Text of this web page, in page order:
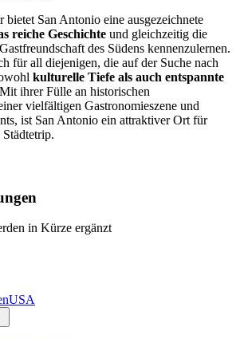
bietet San Antonio eine ausgezeichnete
reiche Geschichte und gleichzeitig die
des Südens kennenzulernen.
für all diejenigen, die auf der Suche nach
kulturelle Tiefe als auch entspannte
ihrer Fülle an historischen
vielfältigen Gastronomieszene und
ist San Antonio ein attraktiver Ort für
in Kürze ergänzt
USA